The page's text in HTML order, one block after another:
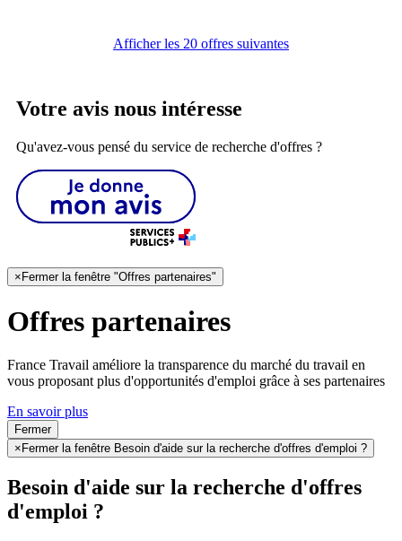
Afficher les 20 offres suivantes
Votre avis nous intéresse
Qu'avez-vous pensé du service de recherche d'offres ?
×Fermer la fenêtre "Offres partenaires"
Offres partenaires
France Travail améliore la transparence du marché du travail en
vous proposant plus d'opportunités d'emploi grâce à ses partenaires
En savoir plus
Fermer
× Fermer la fenêtre Besoin d'aide sur la recherche d'offres d'emploi ?
Besoin d'aide sur la recherche d'offres
d'emploi ?